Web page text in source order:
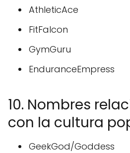
AthleticAce
FitFalcon
GymGuru
EnduranceEmpress
10. Nombres
con la cultura
GeekGod/Goddess